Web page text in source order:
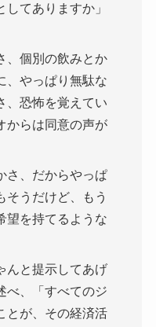
てありますか」
、個別の飲みとか
、やっぱり無駄な
、恐怖を覚えてい
からは同意の声が
さ、だからやっぱ
そうだけど、もう
望を持てるような
んと提示してあげ
べ、「すべてのジ
とが、その経済活